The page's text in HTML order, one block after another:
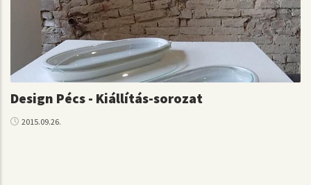
Design Pécs - Kiállítás-sorozat
2015.09.26.